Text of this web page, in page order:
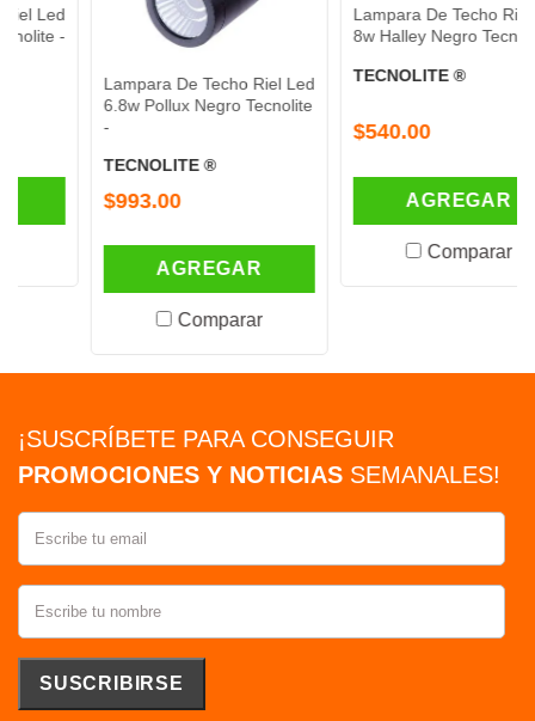
Lampara De Techo Riel Led
6.8w Pollux Negro Tecnolite
TECNOLITE ®
$993.00
AGREGAR
Comparar
Lampara De Techo Riel Led
8w Halley Negro Tecnolite -
TECNOLITE ®
$540.00
AGREGAR
Comparar
¡SUSCRÍBETE PARA CONSEGUIR
PROMOCIONES Y NOTICIAS SEMANALES!